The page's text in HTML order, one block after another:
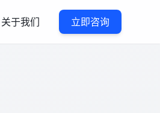
关于我们 立即咨询